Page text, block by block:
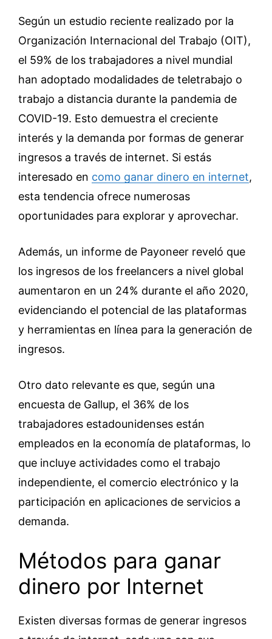
Según un estudio reciente realizado por la
Organización Internacional del Trabajo (OIT),
el 59% de los trabajadores a nivel mundial
han adoptado modalidades de teletrabajo o
trabajo a distancia durante la pandemia de
COVID-19. Esto demuestra el creciente
interés y la demanda por formas de generar
ingresos a través de internet. Si estás
interesado en como ganar dinero en internet,
esta tendencia ofrece numerosas
oportunidades para explorar y aprovechar.
Además, un informe de Payoneer reveló que
los ingresos de los freelancers a nivel global
aumentaron en un 24% durante el año 2020,
evidenciando el potencial de las plataformas
y herramientas en línea para la generación de
ingresos.
Otro dato relevante es que, según una
encuesta de Gallup, el 36% de los
trabajadores estadounidenses están
empleados en la economía de plataformas, lo
que incluye actividades como el trabajo
independiente, el comercio electrónico y la
participación en aplicaciones de servicios a
demanda.
Métodos para ganar
dinero por Internet
Existen diversas formas de generar ingresos